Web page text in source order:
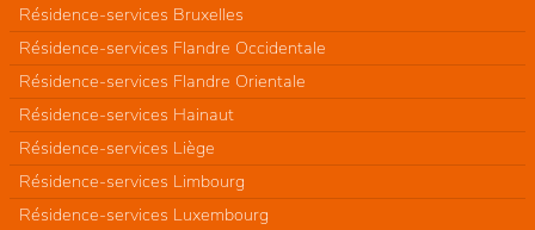
Résidence-services Bruxelles
Résidence-services Flandre Occidentale
Résidence-services Flandre Orientale
Résidence-services Hainaut
Résidence-services Liège
Résidence-services Limbourg
Résidence-services Luxembourg